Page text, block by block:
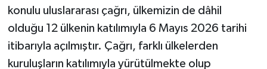
konulu uluslararası çağrı, ülkemizin de dâhil
olduğu 12 ülkenin katılımıyla 6 Mayıs 2026 tarihi
itibarıyla açılmıştır. Çağrı, farklı ülkelerden
kuruluşların katılımıyla yürütülmekte olup